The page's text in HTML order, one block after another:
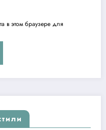
в этом браузере для